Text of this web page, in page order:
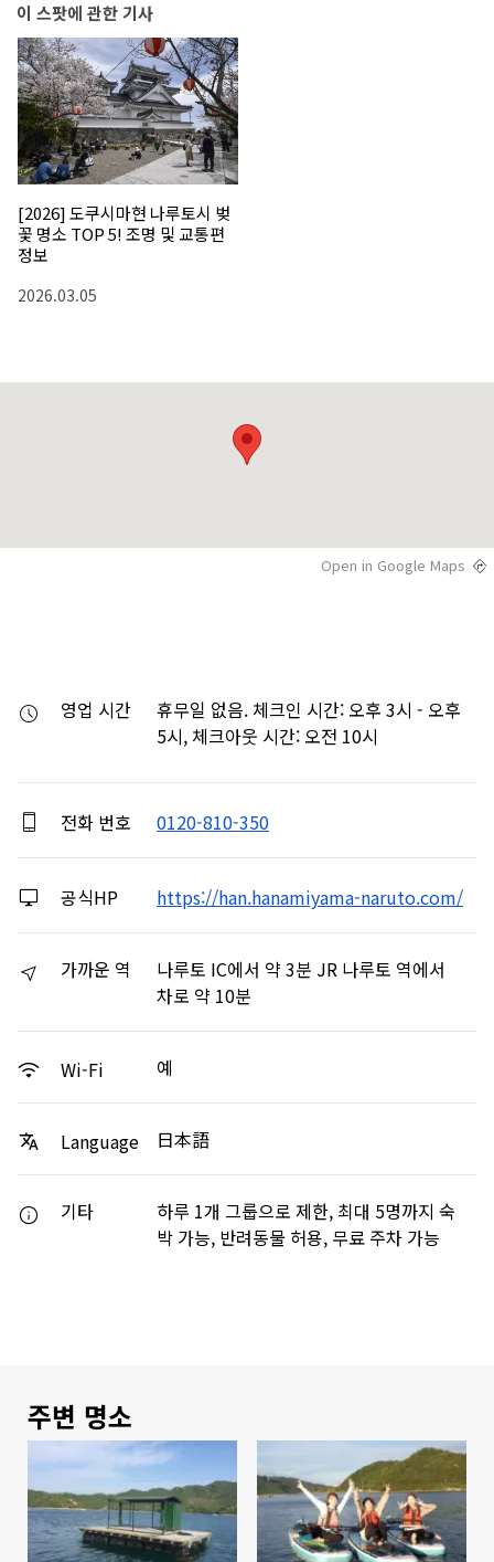
이 스팟에 관한 기사
[2026] 도쿠시마현 나루토시 벚
꽃 명소 TOP 5! 조명 및 교통편
정보
2026.03.05
Open in Google Maps
영업 시간
휴무일 없음. 체크인 시간: 오후 3시 - 오후
5시, 체크아웃 시간: 오전 10시
전화 번호 0120-810-350
공식HP https://han.hanamiyama-naruto.com/
가까운 역
나루토 IC에서 약 3분 JR 나루토 역에서
차로 약 10분
Wi-Fi 예
Language 日本語
기타
하루 1개 그룹으로 제한, 최대 5명까지 숙
박 가능, 반려동물 허용, 무료 주차 가능
주변 명소